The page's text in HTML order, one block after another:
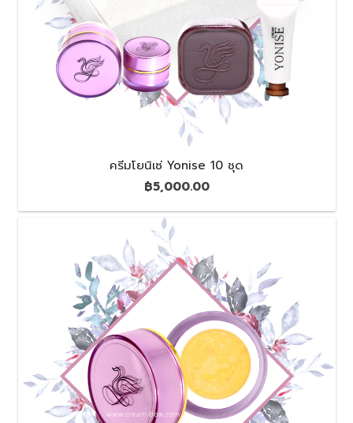
ครีมโยนิเซ่ Yonise 10 ชุด
฿5,000.00